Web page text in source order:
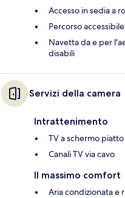
Accesso in sedia a
Percorso
Navetta da e per
disabili
Servizi della camera
Intrattenimento
TV a schermo
Canali TV via cavo
Il massimo comfort
Aria condizionata e